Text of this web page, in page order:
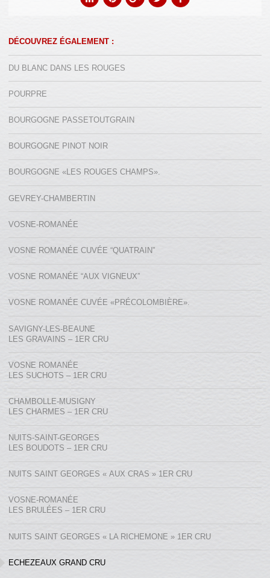
DÉCOUVREZ ÉGALEMENT :
DU BLANC DANS LES ROUGES
POURPRE
BOURGOGNE PASSETOUTGRAIN
BOURGOGNE PINOT NOIR
BOURGOGNE «LES ROUGES CHAMPS».
GEVREY-CHAMBERTIN
VOSNE-ROMANÉE
VOSNE ROMANÉE CUVÉE “QUATRAIN”
VOSNE ROMANÉE “AUX VIGNEUX”
VOSNE ROMANÉE CUVÉE «PRÉCOLOMBIÈRE».
SAVIGNY-LES-BEAUNE
LES GRAVAINS – 1ER CRU
VOSNE ROMANÉE
LES SUCHOTS – 1ER CRU
CHAMBOLLE-MUSIGNY
LES CHARMES – 1ER CRU
NUITS-SAINT-GEORGES
LES BOUDOTS – 1ER CRU
NUITS SAINT GEORGES « AUX CRAS » 1ER CRU
VOSNE-ROMANÉE
LES BRULÉES – 1ER CRU
NUITS SAINT GEORGES « LA RICHEMONE » 1ER CRU
ECHEZEAUX GRAND CRU